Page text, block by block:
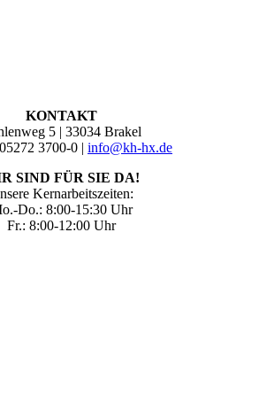
KONTAKT
5 | 33034 Brakel
3700-0 | info@kh-hx.de
SIND FÜR SIE DA!
Kernarbeitszeiten:
Do.: 8:00-15:30 Uhr
Fr.: 8:00-12:00 Uhr